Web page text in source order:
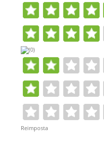
(0)
Reimposta